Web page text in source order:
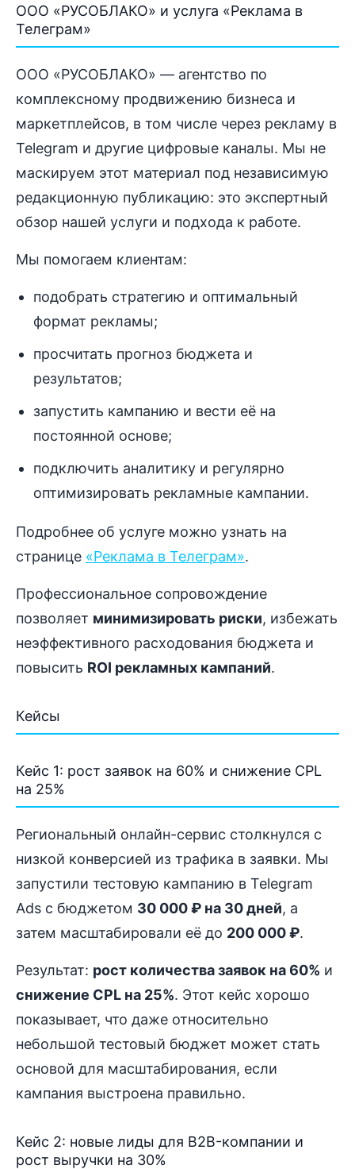
ООО «РУСОБЛАКО» и услуга «Реклама в
Телеграм»
ООО «РУСОБЛАКО» — агентство по
комплексному продвижению бизнеса и
маркетплейсов, в том числе через рекламу в
Telegram и другие цифровые каналы. Мы не
маскируем этот материал под независимую
редакционную публикацию: это экспертный
обзор нашей услуги и подхода к работе.
Мы помогаем клиентам:
подобрать стратегию и оптимальный
формат рекламы;
просчитать прогноз бюджета и
результатов;
запустить кампанию и вести её на
постоянной основе;
подключить аналитику и регулярно
оптимизировать рекламные кампании.
Подробнее об услуге можно узнать на
странице «Реклама в Телеграм».
Профессиональное сопровождение
позволяет минимизировать риски, избежать
неэффективного расходования бюджета и
повысить ROI рекламных кампаний.
Кейсы
Кейс 1: рост заявок на 60% и снижение CPL
на 25%
Региональный онлайн-сервис столкнулся с
низкой конверсией из трафика в заявки. Мы
запустили тестовую кампанию в Telegram
Ads с бюджетом 30 000 ₽ на 30 дней, а
затем масштабировали её до 200 000 ₽.
Результат: рост количества заявок на 60% и
снижение CPL на 25%. Этот кейс хорошо
показывает, что даже относительно
небольшой тестовый бюджет может стать
основой для масштабирования, если
кампания выстроена правильно.
Кейс 2: новые лиды для B2B-компании и
рост выручки на 30%